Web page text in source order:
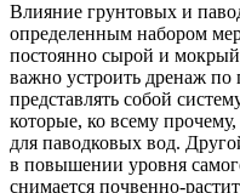
Влияние грунтовых и
определенным набором
постоянно сырой и
важно устроить дренаж
представлять собой
которые, ко всему
для паводковых вод.
в повышении уровня
снимается почвенно-